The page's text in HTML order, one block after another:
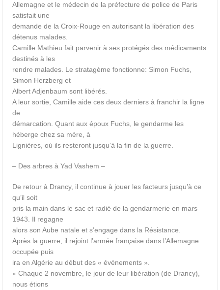
Allemagne et le médecin de la préfecture de police de Paris
satisfait une
demande de la Croix-Rouge en autorisant la libération des
détenus malades.
Camille Mathieu fait parvenir à ses protégés des médicaments
destinés à les
rendre malades. Le stratagème fonctionne: Simon Fuchs,
Simon Herzberg et
Albert Adjenbaum sont libérés.
A leur sortie, Camille aide ces deux derniers à franchir la ligne
de
démarcation. Quant aux époux Fuchs, le gendarme les
héberge chez sa mère, à
Lignières, où ils resteront jusqu’à la fin de la guerre.
– Des arbres à Yad Vashem –
De retour à Drancy, il continue à jouer les facteurs jusqu’à ce
qu’il soit
pris la main dans le sac et radié de la gendarmerie en mars
1943. Il regagne
alors son Aube natale et s’engage dans la Résistance.
Après la guerre, il rejoint l’armée française dans l’Allemagne
occupée puis
ira en Algérie au début des « événements ».
« Chaque 2 novembre, le jour de leur libération (de Drancy),
nous étions